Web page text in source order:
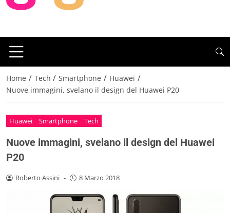
Home / Tech / Smartphone / Huawei /
Nuove immagini, svelano il design del Huawei P20
Huawei Smartphone Tech
Nuove immagini, svelano il design del Huawei
P20
Roberto Assini - 8 Marzo 2018